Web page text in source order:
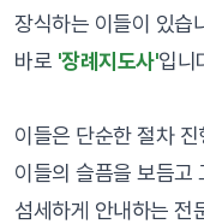
장식하는 이들이 있습
바로 '장례지도사'입니
이들은 단순한 절차
이들의 슬픔을 보듬고
섬세하게 안내하는 전